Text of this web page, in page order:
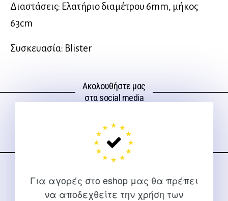
Για αγορές στο eshop μας θα πρέπει
να αποδεχθείτε την χρήση των
Διαστάσεις: Ελατήριο διαμέτρου 6mm, μήκος
63cm
Συσκευασία: Blister
Ακολουθήστε μας
στα social media
ΕΠΙΚΟΙΝΩΝΊΑ
Για διευκρινίσεις και υποστήριξη παραγγελιών μέσω του